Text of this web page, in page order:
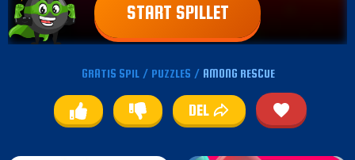
START SPILLET
GRATIS SPIL / PUZZLES / AMONG RESCUE
DEL